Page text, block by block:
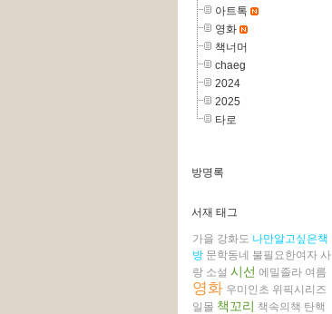
아트톡
영화
책너머
chaeg
2024
2025
타로
방명록
서재 태그
가을 강화도 나만알고싶은책
방 문학동네 불필요한여자 사
랑 소설 시선 에밀졸라 여름
영화 우미인초 위픽시리즈
일몰 책꼬리 책속의책 탄핵